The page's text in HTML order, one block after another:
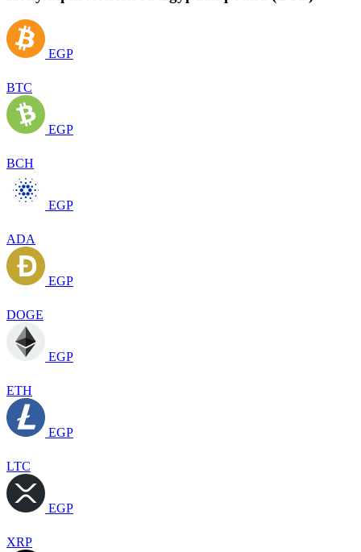
EGP
BTC
EGP
BCH
EGP
ADA
EGP
DOGE
EGP
ETH
EGP
LTC
EGP
XRP